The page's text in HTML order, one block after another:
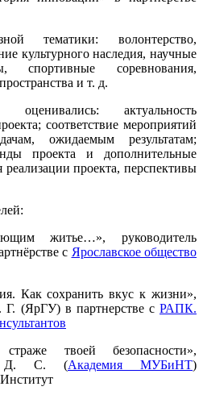
тематики: волонтерство,
культурного наследия, научные
соревнования,
и т. д.
оценивались: актуальность
соответствие мероприятий
ожидаемым результатам;
проекта и дополнительные
проекта, перспективы
житье…», руководитель
с Ярославское общество
Как сохранить вкус к жизни»,
Г. (ЯрГУ) в партнерстве с РАПК.
твоей безопасности»,
Д. С. (Академия МУБиНТ)